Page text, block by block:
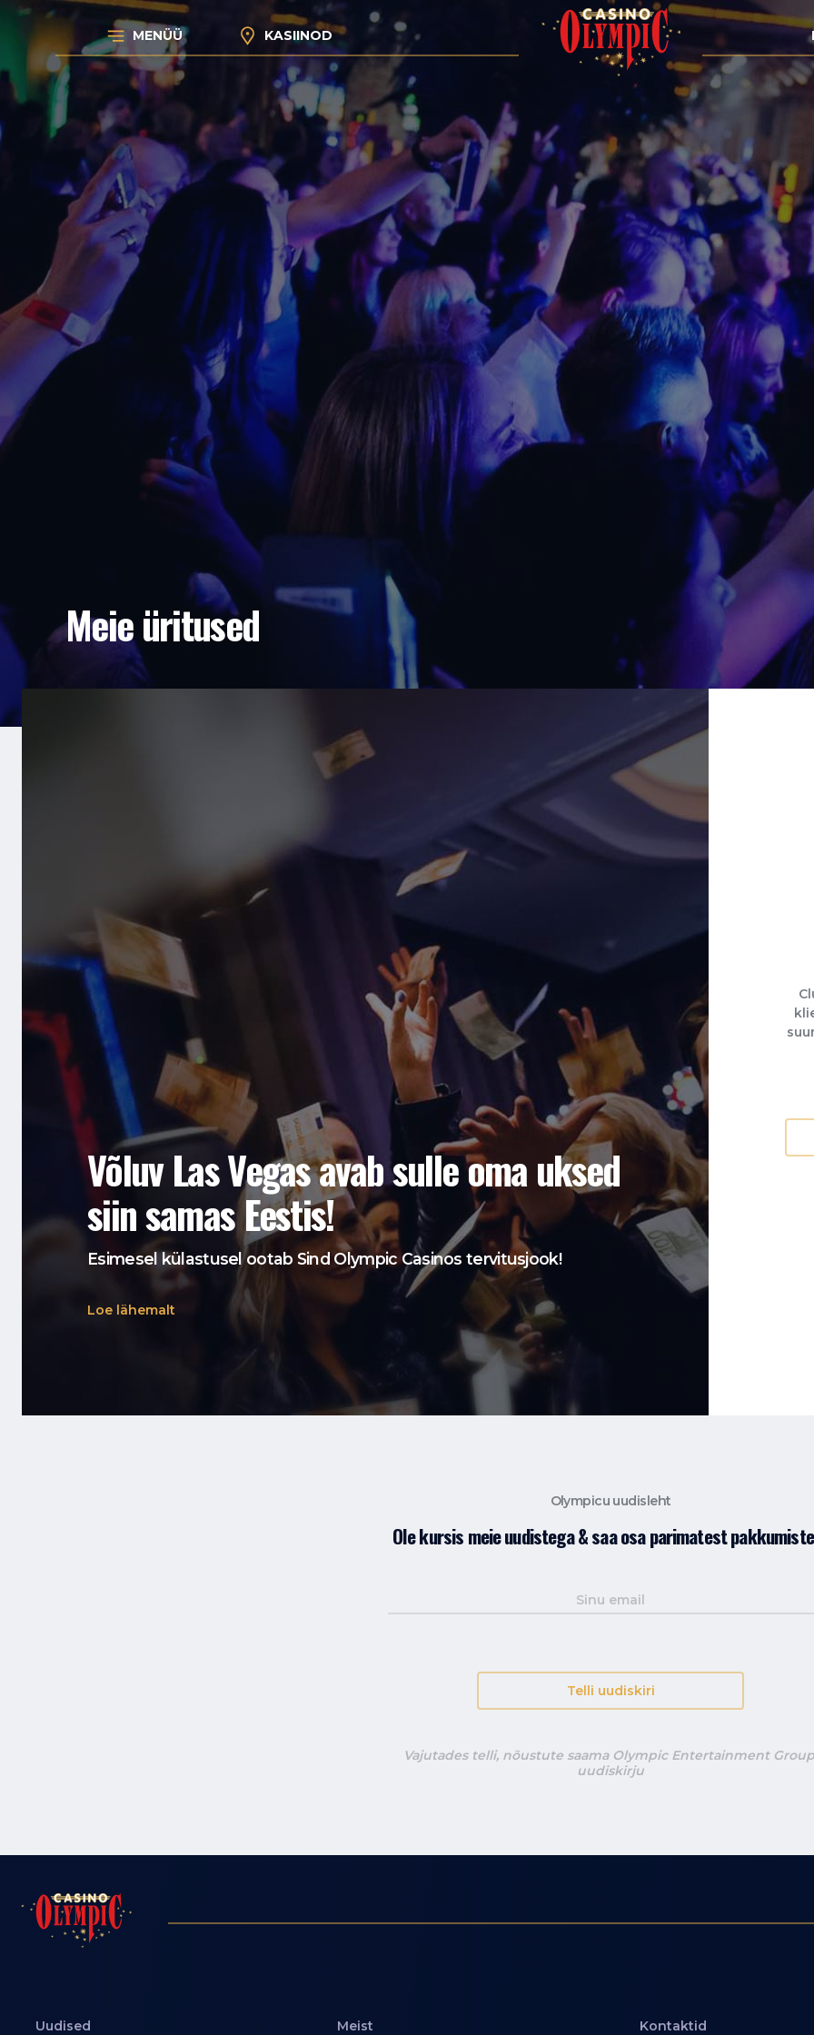
MENÜÜ KASIINOD
Meie üritused
Võluv Las Vegas avab sulle oma uksed
siin samas Eestis!
Esimesel külastusel ootab Sind Olympic Casinos tervitusjook!
Loe lähemalt
Olympicu uudisleht
Ole kursis meie uudistega & saa osa parimatest
Telli uudiskiri
Vajutades telli, nõustute saama Olympic Entertainment
uudiskirju
Uudised
Meist
Kontaktid